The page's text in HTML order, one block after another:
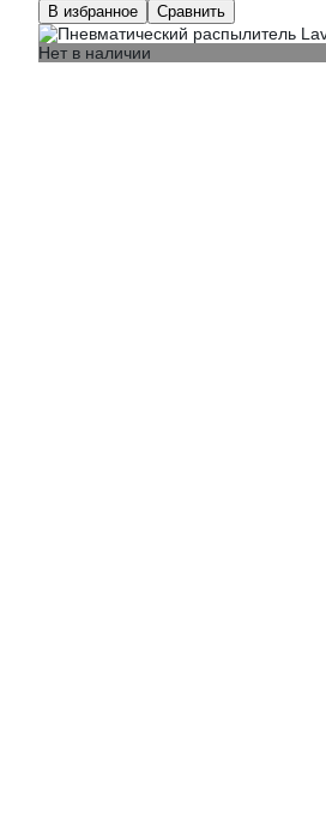
В избранное Сравнить
Нет в наличии